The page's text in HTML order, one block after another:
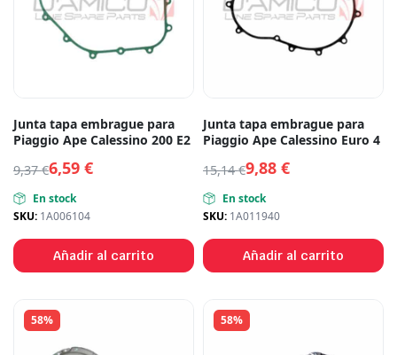
Junta tapa embrague para
Piaggio Ape Calessino 200 E2
9,37€6,59 €
En stock
SKU: 1A006104
Añadir al carrito
Junta tapa embrague para
Piaggio Ape Calessino Euro 4
15,14€9,88 €
En stock
SKU: 1A011940
Añadir al carrito
58% 58%